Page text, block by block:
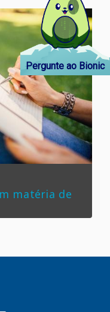
matéria de
Pergunte ao Bionic